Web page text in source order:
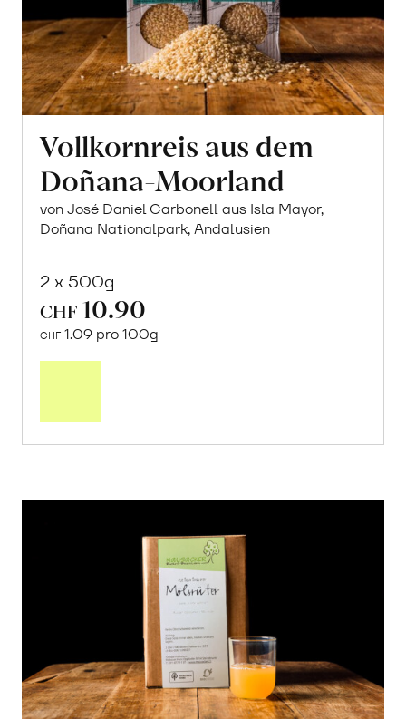
Vollkornreis aus dem
Doñana-Moorland
von José Daniel Carbonell aus Isla Mayor,
Doñana Nationalpark, Andalusien
2 x 500g
CHF 10.90
CHF 1.09 pro 100g